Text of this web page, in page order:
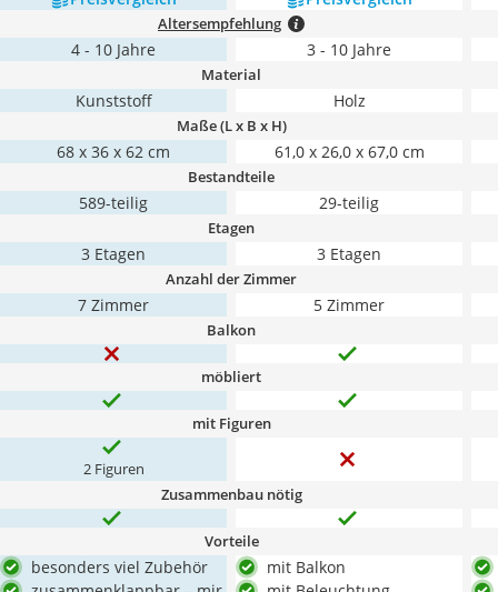
Altersempfehlung
4 - 10 Jahre 3 - 10 Jahre
Material
Kunststoff Holz
Maße (L x B x H)
68 x 36 x 62 cm 61,0 x 26,0 x 67,0 cm
Bestandteile
589-teilig 29-teilig
Etagen
3 Etagen 3 Etagen
Anzahl der Zimmer
7 Zimmer 5 Zimmer
Balkon
möbliert
mit Figuren
2 Figuren
Zusammenbau nötig
Vorteile
besonders viel Zubehör
mit Balkon